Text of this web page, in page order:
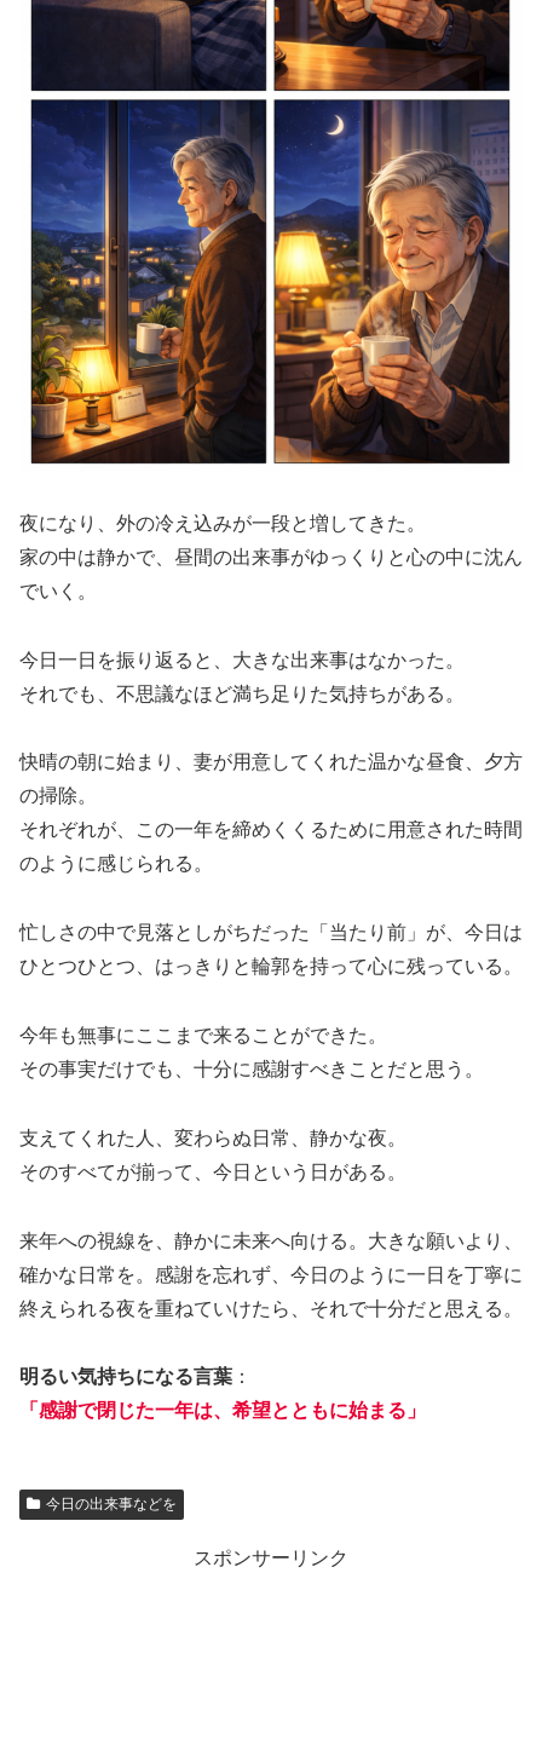
夜になり、外の冷え込みが一段と増してきた。
家の中は静かで、昼間の出来事がゆっくりと心の中に沈ん
でいく。
今日一日を振り返ると、大きな出来事はなかった。
それでも、不思議なほど満ち足りた気持ちがある。
快晴の朝に始まり、妻が用意してくれた温かな昼食、夕方
の掃除。
それぞれが、この一年を締めくくるために用意された時間
のように感じられる。
忙しさの中で見落としがちだった「当たり前」が、今日は
ひとつひとつ、はっきりと輪郭を持って心に残っている。
今年も無事にここまで来ることができた。
その事実だけでも、十分に感謝すべきことだと思う。
支えてくれた人、変わらぬ日常、静かな夜。
そのすべてが揃って、今日という日がある。
来年への視線を、静かに未来へ向ける。大きな願いより、
確かな日常を。感謝を忘れず、今日のように一日を丁寧に
終えられる夜を重ねていけたら、それで十分だと思える。
明るい気持ちになる言葉 ：
「感謝で閉じた一年は、希望とともに始まる」
今日の出来事などを
スポンサーリンク